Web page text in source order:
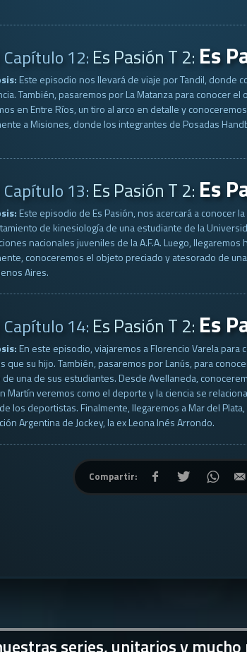
Capítulo 12: Es Pasión T 2: Es
Este episodio nos llevará de viaje por Tandil, donde
También, pasaremos por La Matanza para conocer
en Entre Ríos, un tiro al arco en detalle y
a Misiones, donde los integrantes de Posadas
Capítulo 13: Es Pasión T 2: Es
Este episodio de Es Pasión, nos acercará a conocer
de kinesiología de una estudiante de la
nacionales juveniles de la A.F.A. Luego,
conoceremos el objeto preciado y atesorado de
Aires.
Capítulo 14: Es Pasión T 2: Es
En este episodio, viajaremos a Florencio Varela
que su hijo. También, pasaremos por Lanús, para
de una de sus estudiantes. Desde Avellaneda,
Martín veremos como el deporte y la ciencia se
los deportistas. Finalmente, llegaremos a Mar del
Argentina de Jockey, la ex Leona Inés Arrondo.
Compartir:
series, unitarios y mucho